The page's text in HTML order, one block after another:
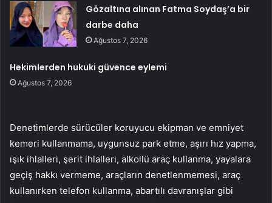
Gözaltına alınan Fatma Soydaş’a bir
darbe daha
Ağustos 7, 2026
Hekimlerden hukuki güvence eylemi
Ağustos 7, 2026
Denetimlerde sürücüler koruyucu ekipman ve emniyet
kemeri kullanmama, uygunsuz park etme, aşırı hız yapma,
ışık ihlalleri, şerit ihlalleri, alkollü araç kullanma, yayalara
geçiş hakkı vermeme, araçların denetlenmemesi, araç
kullanırken telefon kullanma, abartılı davranışlar gibi